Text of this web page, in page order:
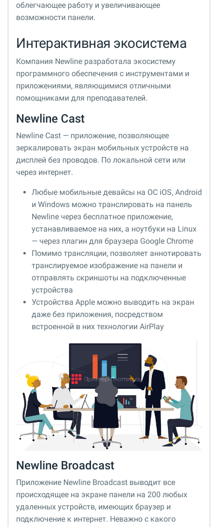
облегчающее работу и увеличивающее
возможности панели.
Интерактивная экосистема
Компания Newline разработала экосистему
программного обеспечения с инструментами и
приложениями, являющимися отличными
помощниками для преподавателей.
Newline Cast
Newline Cast — приложение, позволяющее
зеркалировать экран мобильных устройств на
дисплей без проводов. По локальной сети или
через интернет.
Любые мобильные девайсы на ОС iOS, Android
и Windows можно транслировать на панель
Newline через бесплатное приложение,
устанавливаемое на них, а ноутбуки на Linux
— через плагин для браузера Google Chrome
Помимо трансляции, позволяет аннотировать
транслируемое изображение на панели и
отправлять скриншоты на подключенные
устройства
Устройства Apple можно выводить на экран
даже без приложения, посредством
встроенной в них технологии AirPlay
Newline Broadcast
Приложение Newline Broadcast выводит все
происходящее на экране панели на 200 любых
удаленных устройств, имеющих браузер и
подключение к интернет. Неважно с какого